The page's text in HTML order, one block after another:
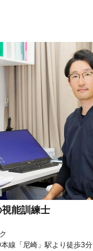
能訓練士
線「尼崎」駅より徒歩3分